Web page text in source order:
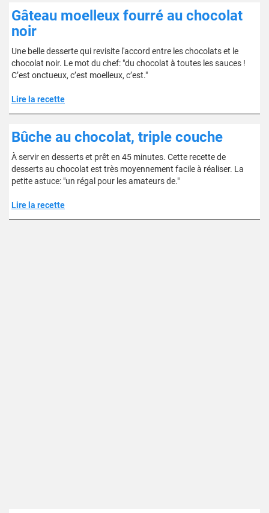
Gâteau moelleux fourré au chocolat
noir
Une belle desserte qui revisite l'accord entre les chocolats et le
chocolat noir. Le mot du chef: "du chocolat à toutes les sauces !
C’est onctueux, c’est moelleux, c’est."
Lire la recette
Bûche au chocolat, triple couche
À servir en desserts et prêt en 45 minutes. Cette recette de
desserts au chocolat est très moyennement facile à réaliser. La
petite astuce: "un régal pour les amateurs de."
Lire la recette